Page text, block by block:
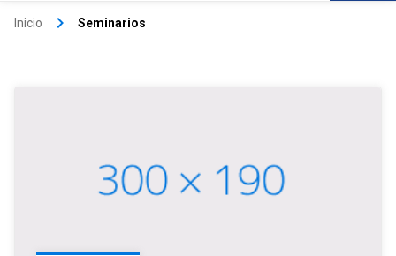
Inicio keyboard_arrow_right Seminarios